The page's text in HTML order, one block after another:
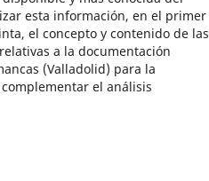
esta información, en el primer
el concepto y contenido de las
a la documentación
(Valladolid) para la
el análisis